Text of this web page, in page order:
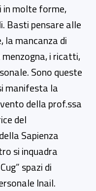
in molte forme,
Basti pensare alle
la mancanza di
i ricatti,
Sono queste
manifesta la
della prof.ssa
del
Sapienza
si inquadra
spazi di
Inail.